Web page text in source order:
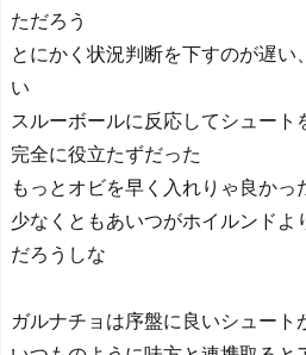
ただろう
とにかく状況判断を下すのが遅い
い
スルーボールに反応してシュート
完全に役立たずだった
もっとオビを早く入れりゃ良かっ
少なくともあいつがホイルンドよ
だろうしな
ガルナチョは序盤に良いシュート